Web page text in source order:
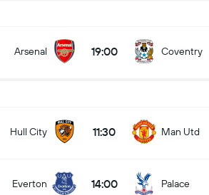
Arsenal 19:00 Coventry
Hull City 11:30 Man Utd
Everton 14:00 Palace